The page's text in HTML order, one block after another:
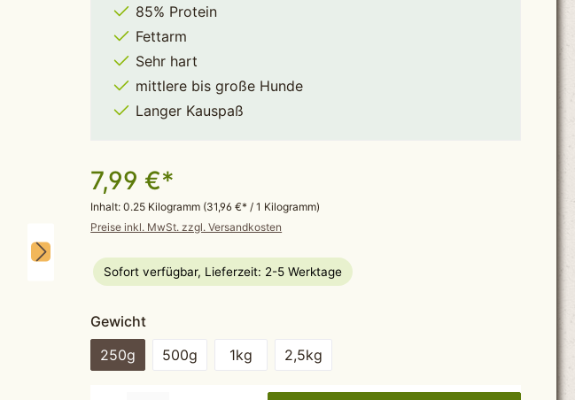
85% Protein
Fettarm
Sehr hart
mittlere bis große Hunde
Langer Kauspaß
7,99 €*
Inhalt:0.25 Kilogramm (31,96 €* / 1 Kilogramm)
Preise inkl. MwSt. zzgl. Versandkosten
Sofort verfügbar, Lieferzeit: 2-5 Werktage
Gewichtauswählen
250g
500g 1kg 2,5kg